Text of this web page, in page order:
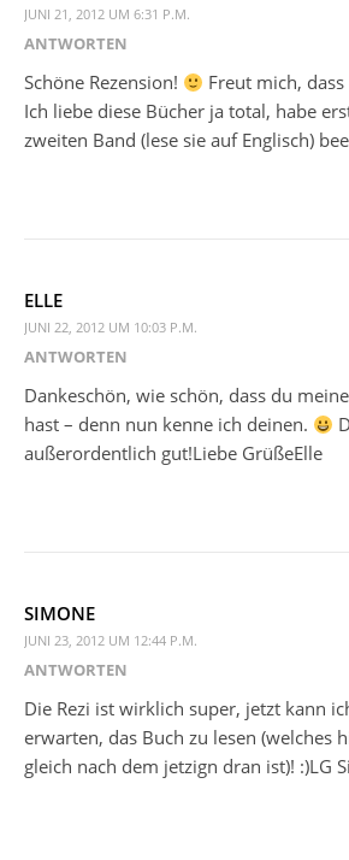
JUNI 21, 2012 UM 6:31 P.M.
ANTWORTEN
Schöne Rezension!
Freut mich,
Ich liebe diese Bücher ja total, habe
zweiten Band (lese sie auf Englisch)
ELLE
JUNI 22, 2012 UM 10:03 P.M.
ANTWORTEN
Dankeschön, wie schön, dass du
hast – denn nun kenne ich deinen.
außerordentlich gut!Liebe GrüßeElle
SIMONE
JUNI 23, 2012 UM 12:44 P.M.
ANTWORTEN
Die Rezi ist wirklich super, jetzt kann
erwarten, das Buch zu lesen (welches
gleich nach dem jetzign dran ist)! :)LG